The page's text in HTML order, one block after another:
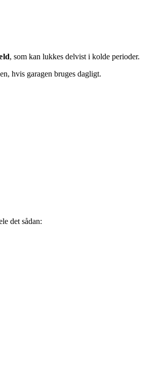
, som kan lukkes delvist i kolde perioder.
hvis garagen bruges dagligt.
det sådan: